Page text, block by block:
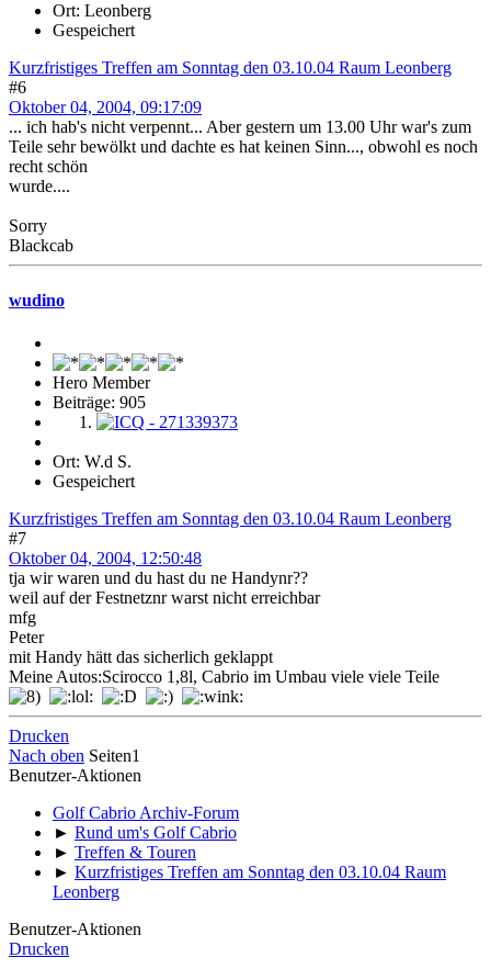
Ort: Leonberg
Gespeichert
Kurzfristiges Treffen am Sonntag den 03.10.04 Raum Leonberg
#6
Oktober 04, 2004, 09:17:09
... ich hab's nicht verpennt... Aber gestern um 13.00 Uhr war's zum
Teile sehr bewölkt und dachte es hat keinen Sinn..., obwohl es noch
recht schön
wurde....
Sorry
Blackcab
wudino
Hero Member
Beiträge: 905
Ort: W.d S.
Gespeichert
Kurzfristiges Treffen am Sonntag den 03.10.04 Raum Leonberg
#7
Oktober 04, 2004, 12:50:48
tja wir waren und du hast du ne Handynr??
weil auf der Festnetznr warst nicht erreichbar
mfg
Peter
mit Handy hätt das sicherlich geklappt
Meine Autos:Scirocco 1,8l, Cabrio im Umbau viele viele Teile
Drucken
Nach oben Seiten1
Benutzer-Aktionen
Golf Cabrio Archiv-Forum
► Rund um's Golf Cabrio
► Treffen & Touren
► Kurzfristiges Treffen am Sonntag den 03.10.04 Raum
Leonberg
Benutzer-Aktionen
Drucken